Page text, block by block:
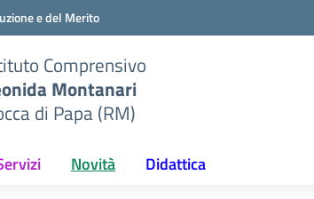
e del Merito
Comprensivo
Montanari
di Papa (RM)
Novità Didattica